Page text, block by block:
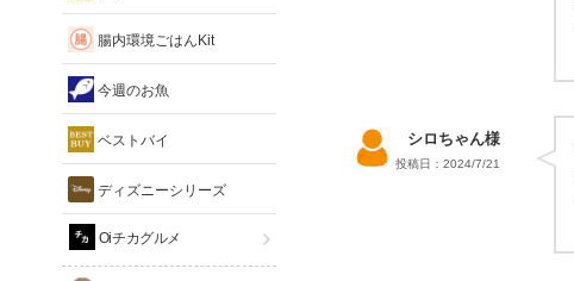
シロちゃん様
投稿日：2024/7/21
腸内環境ごはんKit
今週のお魚
ベストバイ
ディズニーシリーズ
Oiチカグルメ